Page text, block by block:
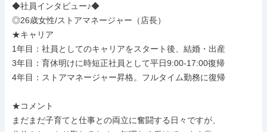
◆社員インタビュー♪◆
◎26歳女性/ストアマネージャー（店長）
★キャリア
1年目：社員としてのキャリアをスタート後、結婚・出産
3年目：育休明けに時短正社員として平日9:00-17:00復帰
4年目：ストアマネージャー昇格。フルタイム勤務に復帰
★コメント
まだまだ子育てと仕事との両立に奮闘する日々ですが、